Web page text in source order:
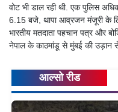
वोट भी डाल रही थी. एक पुलिस
6.15 बजे, थापा आव्रजन मंजूरी के
भारतीय मतदाता पहचान पत्र और
नेपाल के काठमांडू से मुंबई की उड़ान
आल्सो रीड